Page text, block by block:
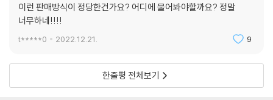
이런 판매방식이 정당한건가요? 어디에 물어봐야할까요? 정말
너무하네!!!!
t*****0 2022.12.21. 9
한줄평 전체보기